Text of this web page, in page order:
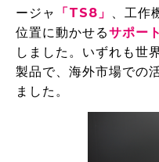
ージャ
「TS8」 、工作
位置に動かせるサポー
しました。いずれも世
製品で、海外市場での
ました。